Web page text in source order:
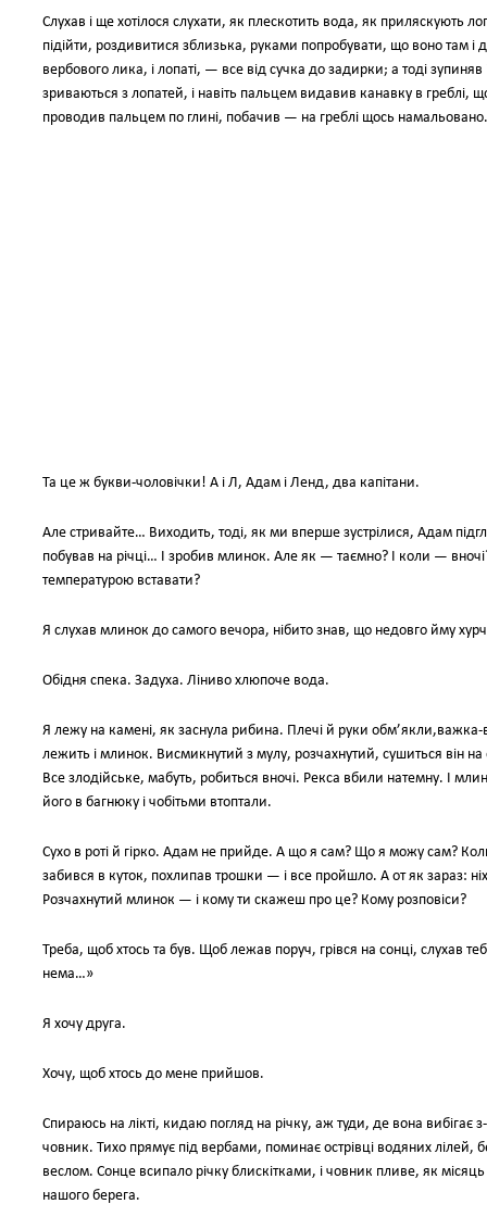
Слухав і ще хотілося слухати, як плескотить вода, як приляскують
підійти, роздивитися зблизька, руками попробувати, що воно там і
вербового лика, і лопаті, — все від сучка до задирки; а тоді
зриваються з лопатей, і навіть пальцем видавив канавку в греблі,
проводив пальцем по глині, побачив — на греблі щось
Та це ж букви-чоловічки! А і Л, Адам і Ленд, два капітани.
Але стривайте… Виходить, тоді, як ми вперше зустрілися, Адам
побував на річці… І зробив млинок. Але як — таємно? І коли —
температурою вставати?
Я слухав млинок до самого вечора, нібито знав, що недовго йму
Обідня спека. Задуха. Ліниво хлюпоче вода.
Я лежу на камені, як заснула рибина. Плечі й руки
лежить і млинок. Висмикнутий з мулу, розчахнутий, сушиться він на
Все злодійське, мабуть, робиться вночі. Рекса вбили натемну. І
його в багнюку і чобітьми втоптали.
Сухо в роті й гірко. Адам не прийде. А що я сам? Що я можу сам?
забився в куток, похлипав трошки — і все пройшло. А от як зараз:
Розчахнутий млинок — і кому ти скажеш про це? Кому розповіси?
Треба, щоб хтось та був. Щоб лежав поруч, грівся на сонці, слухав
нема…»
Я хочу друга.
Хочу, щоб хтось до мене прийшов.
Спираюсь на лікті, кидаю погляд на річку, аж туди, де вона
човник. Тихо прямує під вербами, поминає острівці водяних лілей,
веслом. Сонце всипало річку блискітками, і човник пливе, як
нашого берега.